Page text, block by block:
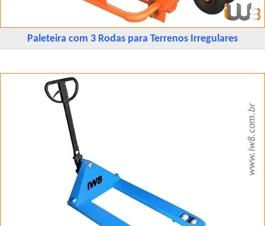
Paleteira com 3 Rodas para Terrenos Irregulares